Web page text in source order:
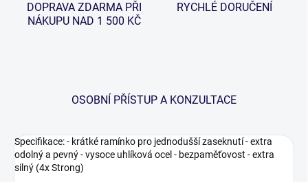
DOPRAVA ZDARMA PŘI
NÁKUPU NAD 1 500 KČ
RYCHLÉ DORUČENÍ
OSOBNÍ PŘÍSTUP A KONZULTACE
Specifikace: - krátké ramínko pro jednodušší zaseknutí - extra
odolný a pevný - vysoce uhlíková ocel - bezpaměťovost - extra
silný (4x Strong)